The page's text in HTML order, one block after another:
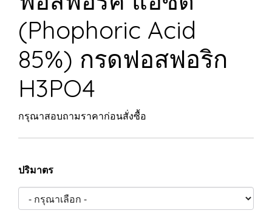
(Phophoric Acid
85%) กรดฟอสฟอริก
H3PO4
กรุณาสอบถามราคาก่อนสั่งซื้อ
ปริมาตร